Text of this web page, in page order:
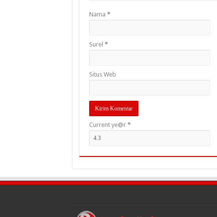
Nama *
Surel *
Situs Web
Current ye@r *